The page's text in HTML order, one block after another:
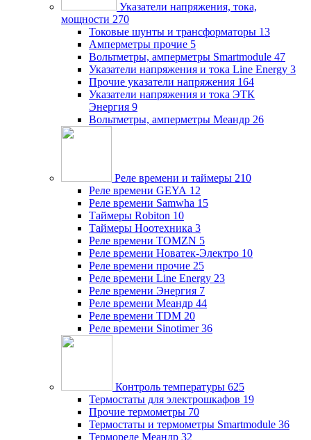
Указатели напряжения, тока,
мощности 270
Токовые шунты и трансформаторы 13
Амперметры прочие 5
Вольтметры, амперметры Smartmodule 47
Указатели напряжения и тока Line Energy 3
Прочие указатели напряжения 164
Указатели напряжения и тока ЭТК
Энергия 9
Вольтметры, амперметры Меандр 26
Реле времени и таймеры 210
Реле времени GEYA 12
Реле времени Samwha 15
Таймеры Robiton 10
Таймеры Ноотехника 3
Реле времени TOMZN 5
Реле времени Новатек-Электро 10
Реле времени прочие 25
Реле времени Line Energy 23
Реле времени Энергия 7
Реле времени Меандр 44
Реле времени TDM 20
Реле времени Sinotimer 36
Контроль температуры 625
Термостаты для электрошкафов 19
Прочие термометры 70
Термостаты и термометры Smartmodule 36
Термореле Меандр 32